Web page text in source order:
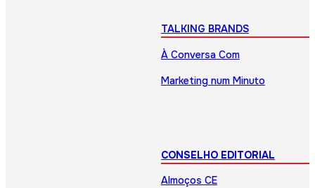
TALKING BRANDS
À Conversa Com
Marketing num Minuto
CONSELHO EDITORIAL
Almoços CE